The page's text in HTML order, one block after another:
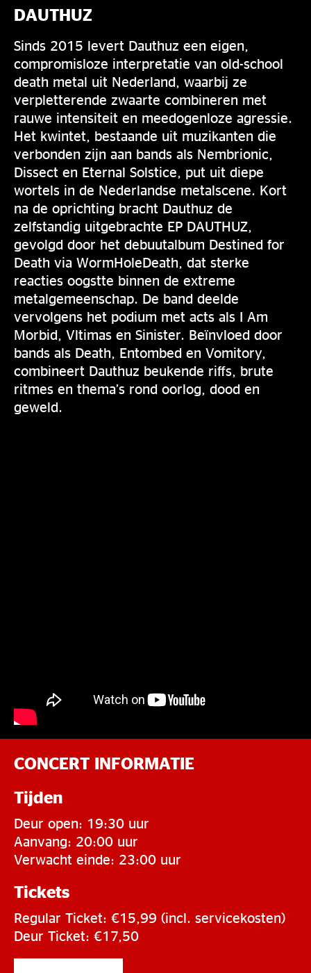
DAUTHUZ
Sinds 2015 levert Dauthuz een eigen,
compromisloze interpretatie van old-school
death metal uit Nederland, waarbij ze
verpletterende zwaarte combineren met
rauwe intensiteit en meedogenloze agressie.
Het kwintet, bestaande uit muzikanten die
verbonden zijn aan bands als Nembrionic,
Dissect en Eternal Solstice, put uit diepe
wortels in de Nederlandse metalscene. Kort
na de oprichting bracht Dauthuz de
zelfstandig uitgebrachte EP DAUTHUZ,
gevolgd door het debuutalbum Destined for
Death via WormHoleDeath, dat sterke
reacties oogstte binnen de extreme
metalgemeenschap. De band deelde
vervolgens het podium met acts als I Am
Morbid, Vltimas en Sinister. Beïnvloed door
bands als Death, Entombed en Vomitory,
combineert Dauthuz beukende riffs, brute
ritmes en thema’s rond oorlog, dood en
geweld.
CONCERT INFORMATIE
Tijden
Deur open: 19:30 uur
Aanvang: 20:00 uur
Verwacht einde: 23:00 uur
Tickets
Regular Ticket: €15,99 (incl. servicekosten)
Deur Ticket: €17,50